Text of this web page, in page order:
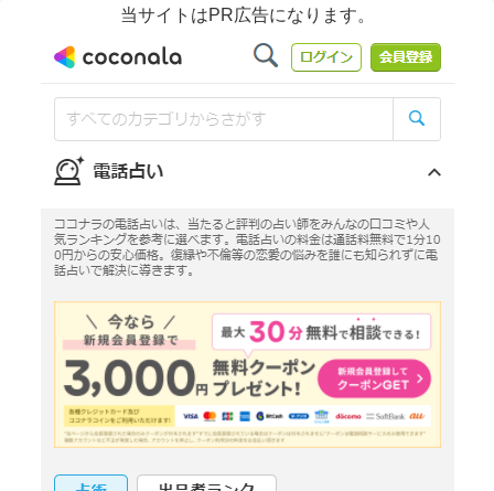
当サイトはPR広告になります。